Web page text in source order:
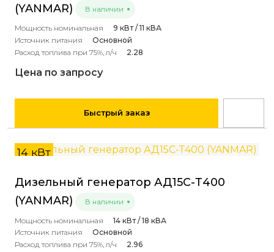
(YANMAR)
В наличии
Мощность номинальная
9 кВт / 11 кВА
Источник питания
Основной
Расход топлива при 75%, л/ч
2.28
Цена по запросу
Быстрый заказ
14 кВт
Дизельный генератор АД15С-Т400
(YANMAR)
В наличии
Мощность номинальная
14 кВт / 18 кВА
Источник питания
Основной
Расход топлива при 75%, л/ч
2.96